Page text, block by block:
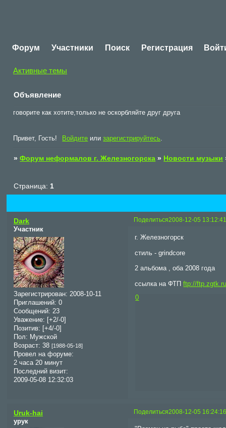
Форум Участники Поиск Регистрация
Активные темы
Объявление
говорите как хотите,только не оскорбляйте друг друга
Привет, Гость! Войдите илизарегистрируйтесь.
»Форум неформалов г. Железногорска » Новости музыки
Страница: 1
Поделиться2008-12-05 13:12:41
Dark
Участник
Зарегистрирован: 2008-10-11
Приглашений: 0
Сообщений: 23
Уважение: [+2/-0]
Позитив: [+4/-0]
Пол: Мужской
Возраст: 38[1988-05-18]
Провел на форуме:
2 часа 20 минут
Последний визит:
2009-05-08 12:32:03
г. Железногорск
стиль - grindcore
2 альбома , оба 2008 года
ссылка на ФТПftp://
0
Поделиться2008-12-05 16:24:16
Uruk-hai
урук